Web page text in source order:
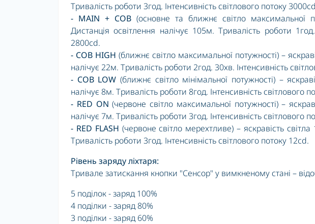
Тривалість роботи 3год. Інтенсивність світлового потоку
- MAIN + COB (основне та ближнє світло максимальної
Дистанція освітлення налічує 105м. Тривалість роботи
2800cd.
- COB HIGH (ближнє світло максимальної потужності) –
налічує 22м. Тривалість роботи 2год. 30хв. Інтенсивність
- COB LOW (ближнє світло мінімальної потужності) –
налічує 8м. Тривалість роботи 8год. Інтенсивність світлового
- RED ON (червоне світло максимальної потужності) –
налічує 7м. Тривалість роботи 3год. Інтенсивність світлового
- RED FLASH (червоне світло мерехтливе) – яскравість
Тривалість роботи 3год. Інтенсивність світлового потоку 12cd.
Рівень заряду ліхтаря:
Тривале затискання кнопки "Сенсор" у вимкненому стані –
5 поділок - заряд 100%
4 поділки - заряд 80%
3 поділки - заряд 60%